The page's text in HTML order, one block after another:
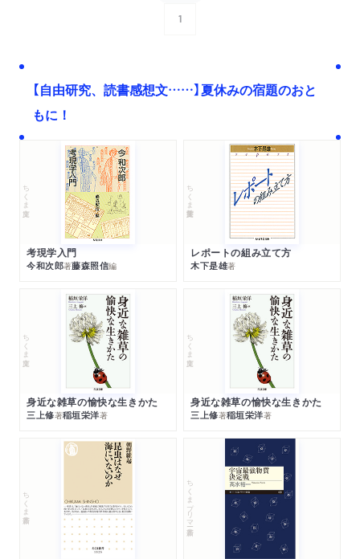
1
【自由研究、読書感想文……】夏休みの宿題のおと
もに！
ちくま文庫
考現学入門
今和次郎著藤森照信編
ちくま学芸文庫
レポートの組み立て方
木下是雄著
ちくま文庫
身近な雑草の愉快な生きかた
三上修著稲垣栄洋著
ちくま文庫
身近な雑草の愉快な生きかた
三上修著稲垣栄洋著
ちくま新書 ちくまプリマー新書